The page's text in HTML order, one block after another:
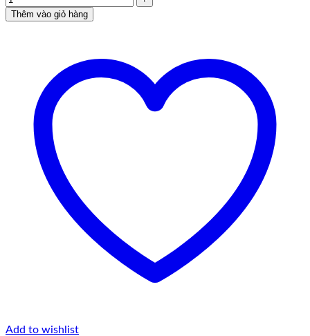
Thêm vào giỏ hàng
Add to wishlist